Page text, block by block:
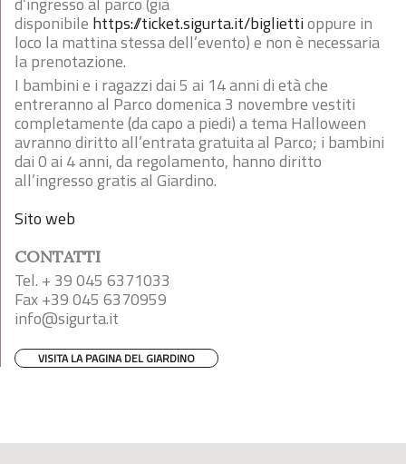
disponibile https://ticket.sigurta.it/bigliettioppure in
loco la mattina stessa dell’evento) e non è necessaria
la prenotazione.
I bambini e i ragazzi dai 5 ai 14 anni di età che
entreranno al Parco domenica 3 novembre vestiti
completamente (da capo a piedi) a tema Halloween
avranno diritto all’entrata gratuita al Parco; i bambini
dai 0 ai 4 anni, da regolamento, hanno diritto
all’ingresso gratis al Giardino.
Sito web
CONTATTI
Tel. + 39 045 6371033
Fax +39 045 6370959
info@sigurta.it
VISITA LA PAGINA DEL GIARDINO